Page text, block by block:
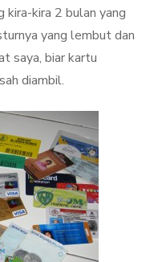
kira-kira 2 bulan yang
yang lembut dan
saya, biar kartu
diambil.